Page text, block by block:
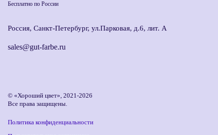
Бесплатно по России
Россия, Санкт-Петербург, ул.Парковая, д.6, лит. А
sales@gut-farbe.ru
© «Хороший цвет», 2021-2026
Все права защищены.
Политика конфиденциальности